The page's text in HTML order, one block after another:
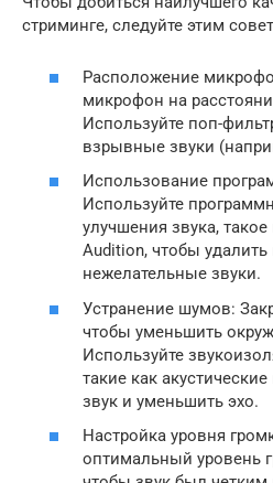
стриминге, следуйте этим
Расположение
микрофон на
Используйте поп-
взрывные звуки
Использование
Используйте
улучшения звука,
Audition, чтобы
нежелательные звуки.
Устранение шумов:
чтобы уменьшить
Используйте
такие как
звук и уменьшить эхо.
Настройка уровня
оптимальный уровень